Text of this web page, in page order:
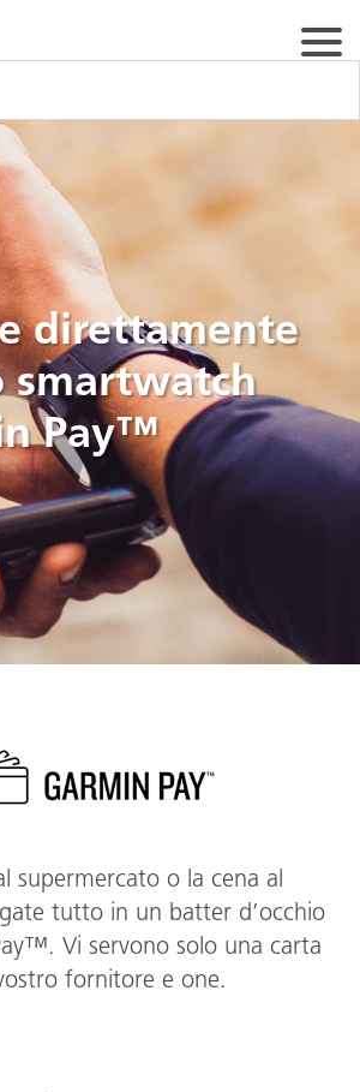
direttamente
smartwatch
Pay™
supermercato o la cena al
tutto in un batter d’occhio
Vi servono solo una carta
fornitore e one.